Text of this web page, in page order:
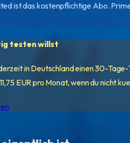
ist das kostenpflichtige Abo.
testen willst
in Deutschland einen 30-
EUR pro Monat, wenn du nicht